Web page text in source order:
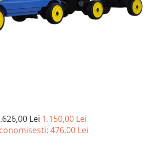
Lei 1.150,00 Lei
476,00 Lei